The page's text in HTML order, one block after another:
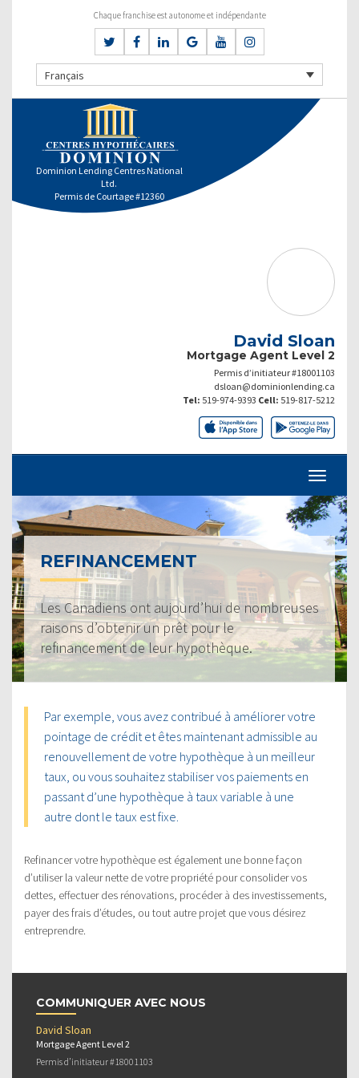
Chaque franchise est autonome et indépendante
Français
Dominion Lending Centres National
Ltd.
Permis de Courtage #12360
David Sloan
Mortgage Agent Level 2
Permis d’initiateur #18001103
dsloan@dominionlending.ca
Tel: 519-974-9393 Cell: 519-817-5212
REFINANCEMENT
Les Canadiens ont aujourd’hui de nombreuses
raisons d’obtenir un prêt pour le
refinancement de leur hypothèque.
Par exemple, vous avez contribué à améliorer votre
pointage de crédit et êtes maintenant admissible au
renouvellement de votre hypothèque à un meilleur
taux, ou vous souhaitez stabiliser vos paiements en
passant d’une hypothèque à taux variable à une
autre dont le taux est fixe.
Refinancer votre hypothèque est également une bonne façon
d’utiliser la valeur nette de votre propriété pour consolider vos
dettes, effectuer des rénovations, procéder à des investissements,
payer des frais d’études, ou tout autre projet que vous désirez
entreprendre.
COMMUNIQUER AVEC NOUS
David Sloan
Mortgage Agent Level 2
Permis d’initiateur #18001103